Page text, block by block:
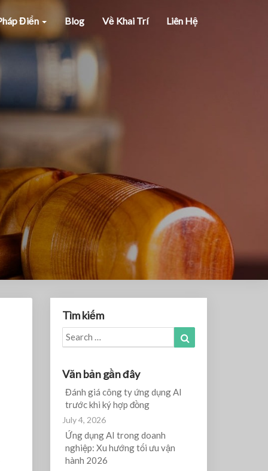
Điển Blog Về Khai Trí Liên Hệ
Tìm kiếm
Search
for:
Văn bản gần đây
Đánh giá công ty ứng dụng AI
trước khi ký hợp đồng
July 4, 2026
Ứng dụng AI trong doanh
nghiệp: Xu hướng tối ưu vận
hành 2026